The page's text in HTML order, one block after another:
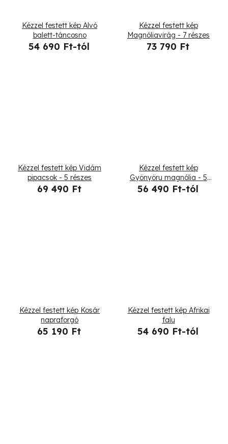
Kézzel festett kép Alvó
balett-táncosno
54 690 Ft-tól
Kézzel festett kép
Magnóliavirág - 7 részes
73 790 Ft
Kézzel festett kép Vidám
pipacsok - 5 részes
69 490 Ft
Kézzel festett kép
Gyönyöru magnólia - 5
részes
56 490 Ft-tól
Kézzel festett kép Kosár
napraforgó
65 190 Ft
Kézzel festett kép Afrikai
falu
54 690 Ft-tól